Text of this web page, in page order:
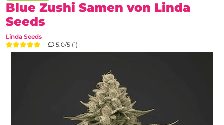
Blue Zushi Samen von Linda
Seeds
Linda Seeds
5.0/5 (1)